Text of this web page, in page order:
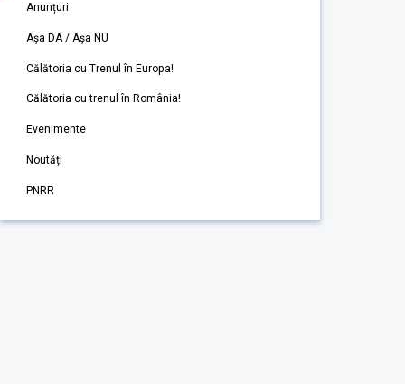
Anunțuri
Așa DA / Așa NU
Călătoria cu Trenul în Europa!
Călătoria cu trenul în România!
Evenimente
Noutăți
PNRR